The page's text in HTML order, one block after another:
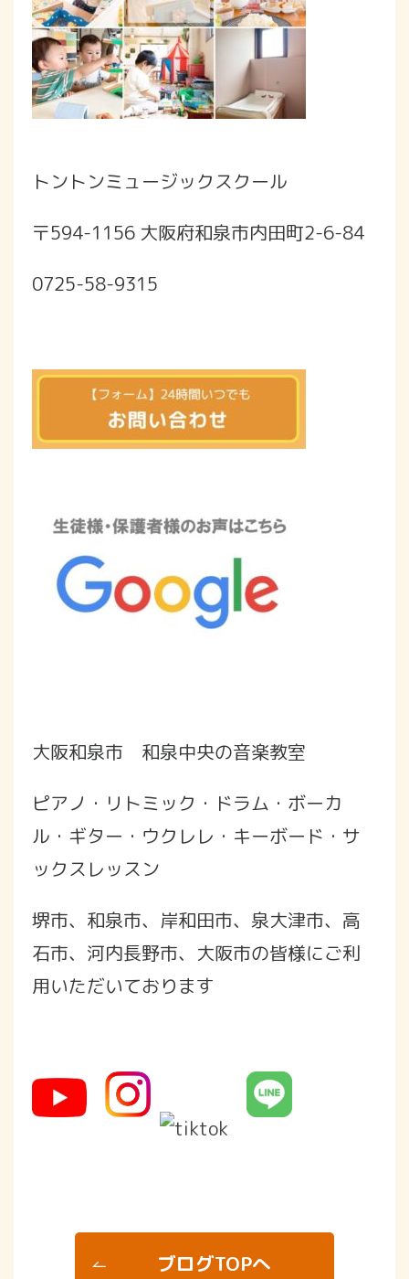
トントンミュージックスクール
〒594-1156 大阪府和泉市内田町2-6-84
0725-58-9315
大阪和泉市 和泉中央の音楽教室
ピアノ・リトミック・ドラム・ボーカ
ル・ギター・ウクレレ・キーボード・サ
ックスレッスン
堺市、和泉市、岸和田市、泉大津市、高
石市、河内長野市、大阪市の皆様にご利
用いただいております
ブログTOPへ